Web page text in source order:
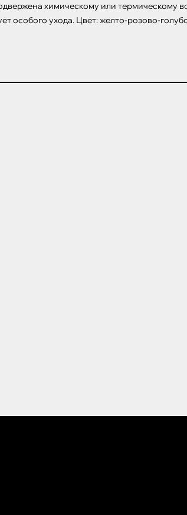
химическому или термическому
особого ухода. Цвет: желто-розово-